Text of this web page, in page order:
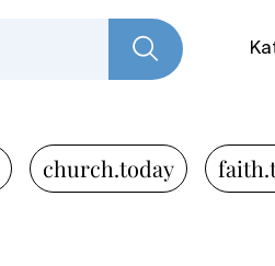
church.today